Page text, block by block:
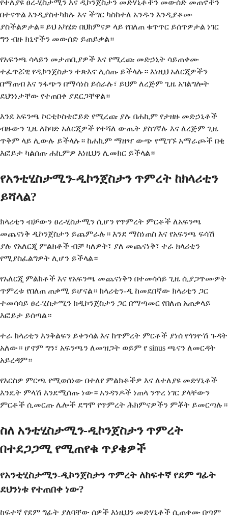
የተለያዩ ፀረ-ሂስታሚን እና ዲኮንጀስታን መድሃኒቶችን መውሰድ መጠኖችን
በተናጥል እንዲያስተካክሉ እና ችግር ካስከተለ አንዱን እንዲያቆሙ
ያስችልዎታል። ይህ አካሄድ በህክምናዎ ላይ የበለጠ ቁጥጥር ይሰጥዎታል ነገር
ግን ብዙ ክኒኖችን መውሰድ ይጠይቃል።
የአፍንጫ ሳላይን መታጠቢያዎች እና የሚረጩ መድኃኒት ሳይጠቀሙ
ተፈጥሯዊ የዲኮንጀስታን ተጽእኖ ሊሰጡ ይችላሉ። እነዚህ አለርጂዎችን
በማጠብ እና ንፋጭን በማሳነስ ይሰራሉ፣ ይህም ለረጅም ጊዜ አገልግሎት
ደህንነታቸው የተጠበቀ ያደርጋቸዋል።
እንደ አፍንጫ ኮርቲኮስቴሮይድ የሚረጩ ያሉ በሐኪም የታዘዙ መድኃኒቶች
ብዙውን ጊዜ ለከባድ አለርጂዎች የተሻለ ውጤት ያስገኛሉ እና ለረጅም ጊዜ
ጥቅም ላይ ሊውሉ ይችላሉ። ከሐኪም ማዘዣ ውጭ የሚገኙ አማራጮች በቂ
እፎይታ ካልሰጡ ሐኪምዎ እነዚህን ሊመክር ይችላል።
የአንቲሂስታሚን-ዲኮንጀስታን ጥምረት ከክላሪቲን
ይሻላል?
ክላሪቲን ብቻውን ፀረ-ሂስታሚን ሲሆን የጥምረት ምርቶች ለአፍንጫ
መጨናነቅ ዲኮንጀስታን ይጨምራሉ። እንደ ማስነጠስ እና የአፍንጫ ፍሳሽ
ያሉ የአለርጂ ምልክቶች ብቻ ካለዎት፣ ያለ መጨናነቅ፣ ተራ ክላሪቲን
የሚያስፈልግዎት ሊሆን ይችላል።
የአለርጂ ምልክቶች እና የአፍንጫ መጨናነቅን በተመሳሳይ ጊዜ ሲያጋጥሙዎት
ጥምረቱ የበለጠ ጠቃሚ ይሆናል። ክላሪቲን-ዲ ከመደበኛው ክላሪቲን ጋር
ተመሳሳይ ፀረ-ሂስታሚን ከዲኮንጀስታን ጋር በማጣመር የበለጠ አጠቃላይ
እፎይታ ይሰጣል።
ተራ ክላሪቲን እንቅልፍን ይቀንሳል እና ከጥምረት ምርቶች ያነሰ የጎንዮሽ ጉዳት
አለው። ሆኖም ግን፣ አፍንጫን ለመዝጋት ወይም የ sinus ጫናን ለመርዳት
አይረዳም።
የእርስዎ ምርጫ የሚወሰነው በተለየ ምልክቶችዎ እና ለተለያዩ መድሃኒቶች
እንዴት ምላሽ እንደሚሰጡ ነው። አንዳንዶች ነጠላ ንጥረ ነገር ያላቸውን
ምርቶች ሲመርጡ ሌሎች ደግሞ የጥምረት ሕክምናዎችን ምቾት ይመርጣሉ።
ስለ አንቲሂስታሚን-ዲኮንጀስታን ጥምረት
በተደጋጋሚ የሚጠየቁ ጥያቄዎች
የአንቲሂስታሚን-ዲኮንጀስታን ጥምረት ለከፍተኛ የደም ግፊት
ደህንነቱ የተጠበቀ ነው?
ከፍተኛ የደም ግፊት ያለባቸው ሰዎች እነዚህን መድሃኒቶች ሲጠቀሙ በጣም